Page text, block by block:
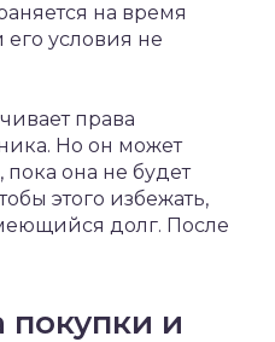
на время
его условия не
права
Но он может
пока она не будет
этого избежать,
долг. После
и